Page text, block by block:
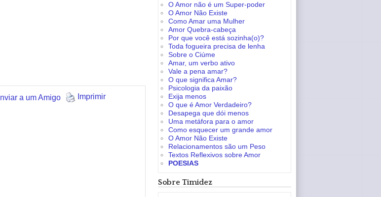
a um Amigo Imprimir
O Amor não é um Super-poder
O Amor Não Existe
Como Amar uma Mulher
Amor Quebra-cabeça
Por que você está sozinha(o)?
Toda fogueira precisa de lenha
Sobre o Ciúme
Amar, um verbo ativo
Vale a pena amar?
O que significa Amar?
Psicologia da paixão
Exija menos
O que é Amor Verdadeiro?
Desapega que dói menos
Uma metáfora para o amor
Como esquecer um grande amor
O Amor Não Existe
Relacionamentos são um Peso
Textos Reflexivos sobre Amor
POESIAS
Sobre Timidez